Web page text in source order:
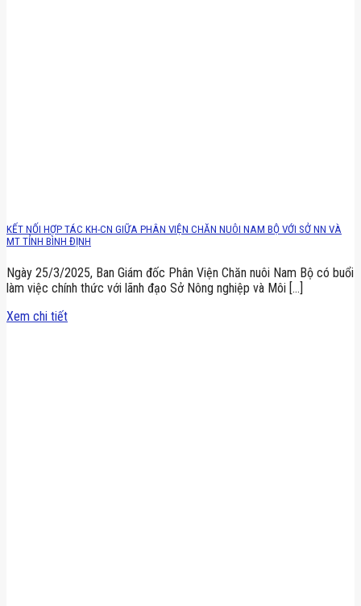
KẾT NỐI HỢP TÁC KH-CN GIỮA PHÂN VIỆN CHĂN NUÔI NAM BỘ VỚI SỞ NN VÀ
MT TỈNH BÌNH ĐỊNH
Ngày 25/3/2025, Ban Giám đốc Phân Viện Chăn nuôi Nam Bộ có buổi
làm việc chính thức với lãnh đạo Sở Nông nghiệp và Môi [...]
Xem chi tiết